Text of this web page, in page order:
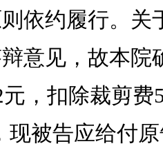
依约履行。关
意见，故本院
元，扣除裁剪费
现被告应给付